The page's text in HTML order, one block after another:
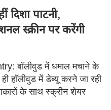
दिशा पाटनी,
स्क्रीन पर करेंगी
बॉलीवुड में धमाल मचाने के
हॉलीवुड में डेब्यू करने जा रही
के साथ स्क्रीन शेयर